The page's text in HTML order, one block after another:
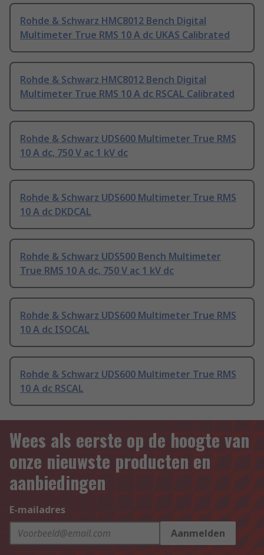
Rohde & Schwarz HMC8012 Bench Digital
Multimeter True RMS 10 A dc UKAS Calibrated
Rohde & Schwarz HMC8012 Bench Digital
Multimeter True RMS 10 A dc RSCAL Calibrated
Rohde & Schwarz UDS600 Multimeter True RMS
10 A dc, 750 V ac 1 kV dc
Rohde & Schwarz UDS600 Multimeter True RMS
10 A dc DKDCAL
Rohde & Schwarz UDS500 Bench Multimeter
True RMS 10 A dc, 750 V ac 1 kV dc
Rohde & Schwarz UDS600 Multimeter True RMS
10 A dc ISOCAL
Rohde & Schwarz UDS600 Multimeter True RMS
10 A dc RSCAL
Wees als eerste op de hoogte van
onze nieuwste producten en
aanbiedingen
E-mailadres
Aanmelden